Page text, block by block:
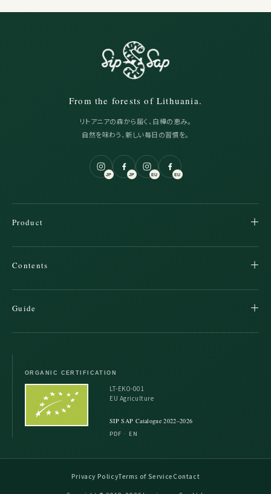
From the forests of Lithuania.
リトアニアの森から届く、白樺の恵み。
自然を味わう、新しい毎日の習慣を。
JP JP EU EU
Product
Contents
Guide
ORGANIC CERTIFICATION
LT-EKO-001
EU Agriculture
SIP SAP Catalogue 2022–2026
PDF · EN
Privacy PolicyTerms of Service Contact